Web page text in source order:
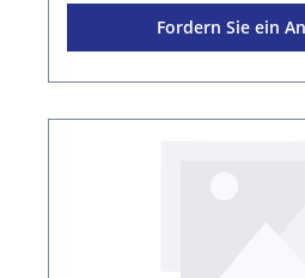
Fordern Sie ein